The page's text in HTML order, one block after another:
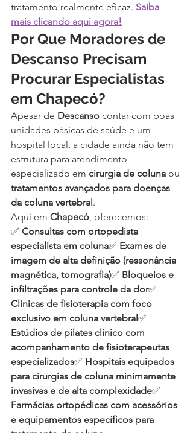
tratamento realmente eficaz. Saiba
mais clicando aqui agora!
Por Que Moradores de
Descanso Precisam
Procurar Especialistas
em Chapecó?
Apesar de Descanso contar com boas
unidades básicas de saúde e um
hospital local, a cidade ainda não tem
estrutura para atendimento
especializado em cirurgia de coluna ou
tratamentos avançados para doenças
da coluna vertebral.
Aqui em Chapecó, oferecemos:
✅ Consultas com ortopedista
especialista em coluna✅ Exames de
imagem de alta definição (ressonância
magnética, tomografia)✅ Bloqueios e
infiltrações para controle da dor✅
Clínicas de fisioterapia com foco
exclusivo em coluna vertebral✅
Estúdios de pilates clínico com
acompanhamento de fisioterapeutas
especializados✅ Hospitais equipados
para cirurgias de coluna minimamente
invasivas e de alta complexidade✅
Farmácias ortopédicas com acessórios
e equipamentos específicos para